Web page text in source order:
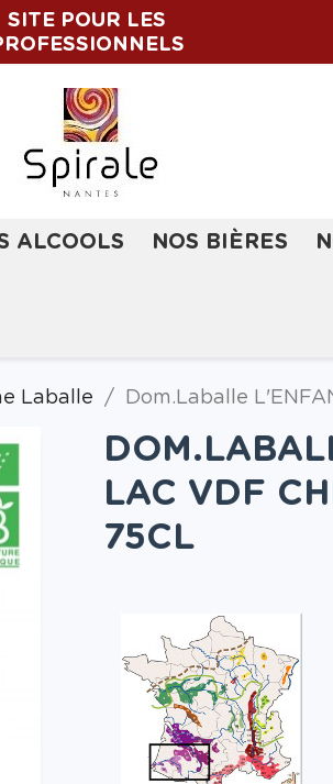
SITE POUR LES
ALCOOLS NOS BIÈRES
Laballe Dom.Laballe
LAC VDF
75CL